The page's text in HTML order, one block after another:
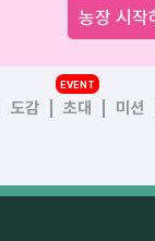
농장 시작
도감 초대
EVENT
미션